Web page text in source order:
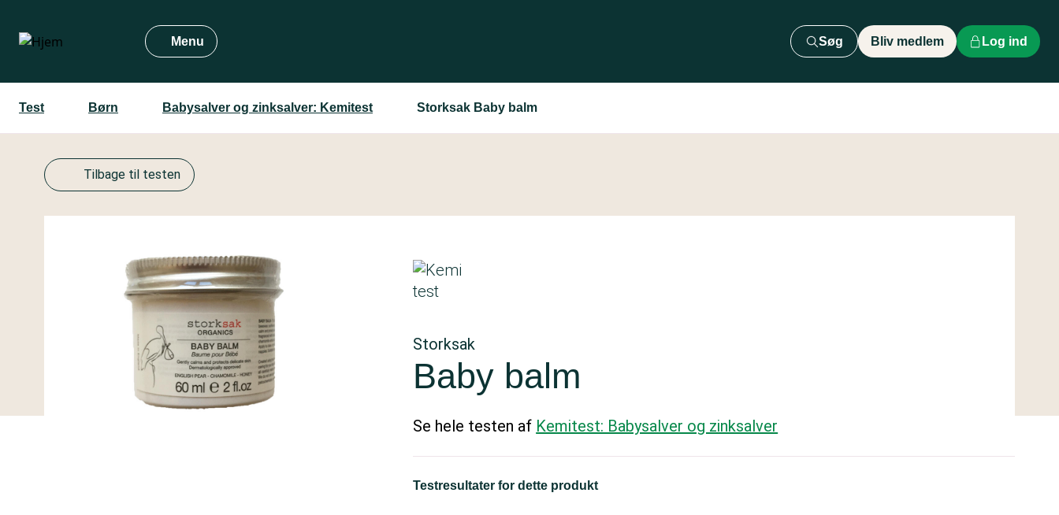
hovedindhold
Menu Søg Bliv medlem Log ind
Test Børn Babysalver og zinksalver: Kemitest Storksak Baby balm
Tilbage til testen
Storksak
Baby balm
Se hele testen af Kemitest: Babysalver og zinksalver
Testresultater for dette produkt